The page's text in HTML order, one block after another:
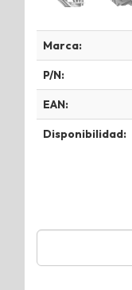
Marca:
P/N:
EAN:
Disponibilidad: